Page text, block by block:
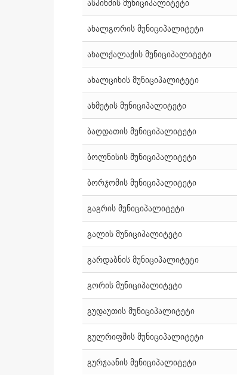
ასპინძის მუნიციპალიტეტი
ახალგორის მუნიციპალიტეტი
ახალქალაქის მუნიციპალიტეტი
ახალციხის მუნიციპალიტეტი
ახმეტის მუნიციპალიტეტი
ბაღდათის მუნიციპალიტეტი
ბოლნისის მუნიციპალიტეტი
ბორჯომის მუნიციპალიტეტი
გაგრის მუნიციპალიტეტი
გალის მუნიციპალიტეტი
გარდაბნის მუნიციპალიტეტი
გორის მუნიციპალიტეტი
გუდაუთის მუნიციპალიტეტი
გულრიფშის მუნიციპალიტეტი
გურჯაანის მუნიციპალიტეტი